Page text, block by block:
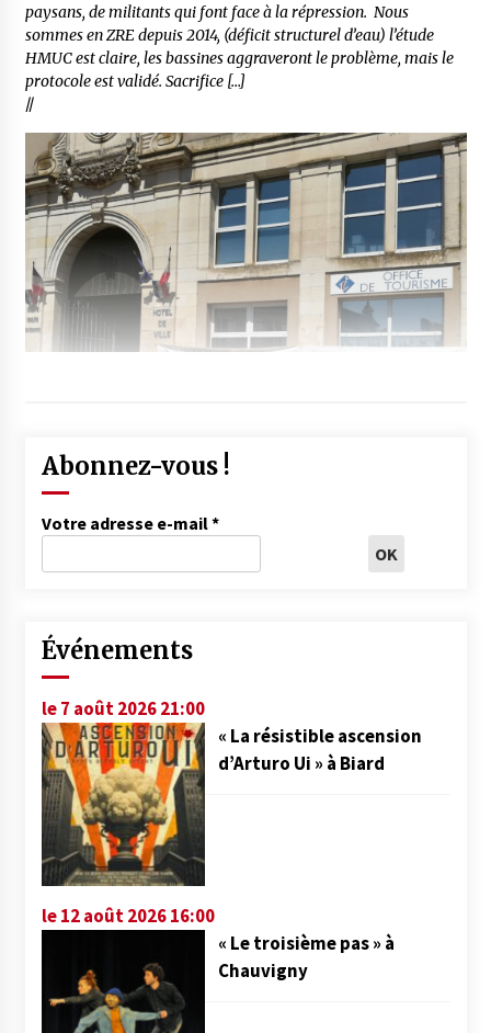
paysans, de militants qui font face à la répression. Nous
sommes en ZRE depuis 2014, (déficit structurel d’eau) l’étude
HMUC est claire, les bassines aggraveront le problème, mais le
protocole est validé. Sacrifice […]
//
Abonnez-vous !
Votre adresse e-mail*
Événements
le 7 août 2026 21:00
« La résistible ascension
d’Arturo Ui » à Biard
le 12 août 2026 16:00
« Le troisième pas » à
Chauvigny